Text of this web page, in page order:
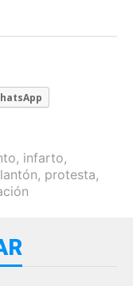
, infarto,
, protesta,